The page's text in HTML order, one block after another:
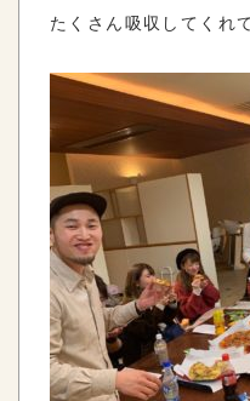
たくさん吸収してくれ